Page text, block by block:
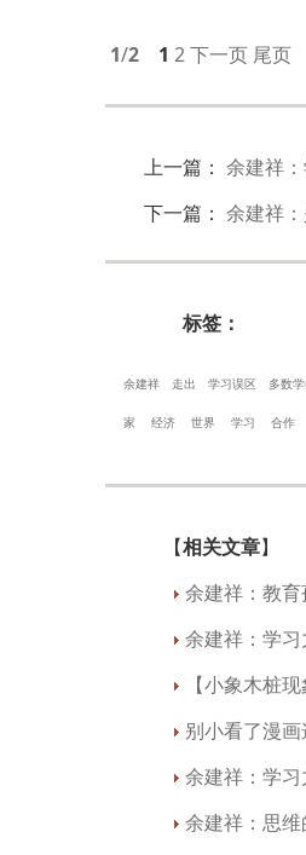
1/2 1 2下一页 尾页
上一篇 ： 余建祥
下一篇 ： 余建祥
标签：
余建祥 走出 学习误区 多数
家 经济 世界 学习 合作
【相关文章】
余建祥：教
余建祥：学
【小象木桩
别小看了漫
余建祥：学
余建祥：思